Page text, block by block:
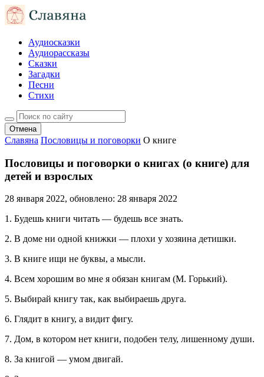
Аудиосказки
Аудиорассказы
Сказки
Загадки
Песни
Стихи
Отмена
Славяна Пословицы и поговорки О книге
Пословицы и поговорки о книгах (о книге) для
детей и взрослых
28 января 2022, обновлено: 28 января 2022
1. Будешь книги читать — будешь все знать.
2. В доме ни одной книжки — плохи у хозяина детишки.
3. В книге ищи не буквы, а мысли.
4. Всем хорошим во мне я обязан книгам (М. Горький).
5. Выбирай книгу так, как выбираешь друга.
6. Глядит в книгу, а видит фигу.
7. Дом, в котором нет книги, подобен телу, лишенному души.
8. За книгой — умом двигай.